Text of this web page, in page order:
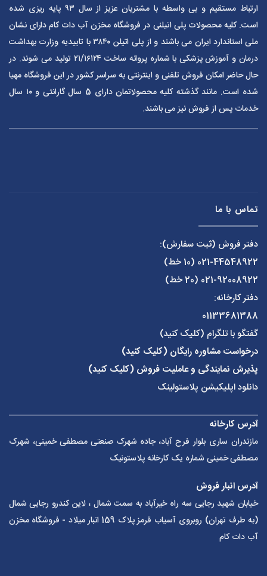
ارتباط مستقیم و بی واسطه با مشتریان عزیز از سال ۹۳ پایه ریزی شده
است. کلیه محصولات پلی اتیلنی در فروشگاه مخزن آب دات کام دارای نشان
ملی استاندارد ایران می باشند و از پلی اتیلن ۳۸۴۰ با تاییدیه وزارت بهداشت
درمان و آموزش پزشکی با شماره پروانه ساخت ۲۱/۱۶۱۲۴ تولید می شوند. در
حال حاضر امکان فروش تلفنی و اینترنتی به سراسر کشور در این فروشگاه مهیا
شده است. مانند گذشته کلیه محصولاتمان دارای 5 سال گارانتی و ۱۰ سال
خدمات پس از فروش نیز می باشند.
تماس با ما
دفتر فروش (ثبت سفارش):
021-44548922(10 خط)
021-92008922(20 خط)
دفتر کارخانه:
01133681388
گفتگو با تلگرام (کلیک کنید)
درخواست مشاوره رایگان (کلیک کنید)
پذیرش نمایندگی و عاملیت فروش (کلیک کنید)
دانلود اپلیکیشن پلاستولینک
آدرس کارخانه
مازندران ساری بلوار فرح آباد، جاده شهرک صنعتی مصطفی خمینی، شهرک
مصطفی خمینی شماره یک کارخانه پلاستونیک
آدرس انبار فروش
خیابان شهید رجایی سه راه خیرآباد به سمت شمال ، لاین کندرو رجایی شمال
(به طرف تهران) روبروی آسیاب قرمز پلاک 159 انبار میلاد - فروشگاه مخزن
آب دات کام